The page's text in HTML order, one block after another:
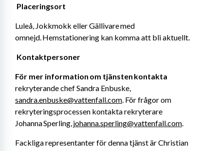
Placeringsort
Luleå, Jokkmokk eller Gällivare med
omnejd. Hemstationering kan komma att bli aktuellt.
Kontaktpersoner
För mer information om tjänsten kontakta
sandra.enbuske@vattenfall.com. För frågor om
rekryteringsprocessen kontakta rekryterare
Johanna Sperling, johanna.sperling@vattenfall.com.
Fackliga representanter för denna tjänst är Christian